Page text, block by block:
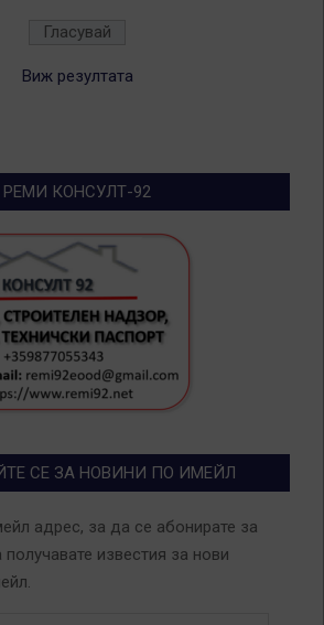
Виж резултата
РЕМИ КОНСУЛТ-92
СЕ ЗА НОВИНИ ПО ИМЕЙЛ
адрес, за да се абонирате за
известия за нови